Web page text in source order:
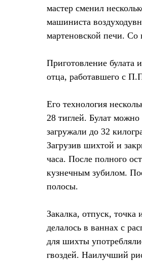
мастер сменил
машиниста
мартеновской печи. Со
Приготовление булата
отца, работавшего с
Его технология
28 тиглей. Булат
загружали до 32
Загрузив шихтой и
часа. После полного
кузнечным зубилом.
полосы.
Закалка, отпуск, точка
делалось в ваннах с
для шихты
гвоздей. Наилучший